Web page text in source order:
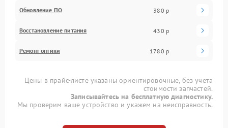
Обновление ПО 380 р
Восстановление питания 430 р
Ремонт оптики 1780 р
Цены в прайс-листе указаны ориентировочные, без учета
стоимости запчастей.
Записывайтесь на бесплатную диагностику.
Мы проверим ваше устройство и укажем на неисправность.